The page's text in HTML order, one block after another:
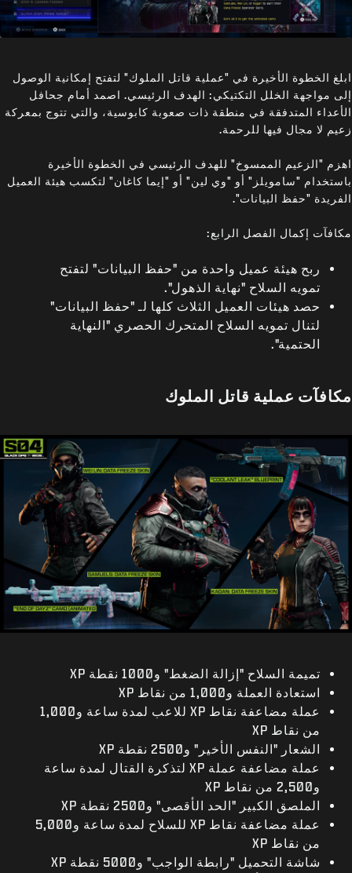
ابلغ الخطوة الأخيرة في "عملية قاتل الملوك" لتفتح إمكانية الوصول
إلى مواجهة الخلل التكتيكي: الهدف الرئيسي. اصمد أمام جحافل
الأعداء المتدفقة في منطقة ذات صعوبة كابوسية، والتي تتوج بمعركة
زعيم لا مجال فيها للرحمة.
اهزم "الزعيم الممسوخ" للهدف الرئيسي في الخطوة الأخيرة
باستخدام "سامويلز" أو "وي لين" أو "إيما كاغان" لتكسب هيئة العميل
الفريدة "حفظ البيانات".
مكافآت إكمال الفصل الرابع:
ربح هيئة عميل واحدة من "حفظ البيانات" لتفتح
تمويه السلاح "نهاية الذهول".
حصد هيئات العميل الثلاث كلها لـ "حفظ البيانات"
لتنال تمويه السلاح المتحرك الحصري "النهاية
الحتمية".
مكافآت عملية قاتل الملوك
تميمة السلاح "إزالة الضغط" و1000 نقطة XP
استعادة العملة و1,000 من نقاط XP
عملة مضاعفة نقاط XP للاعب لمدة ساعة و1,000
من نقاط XP
الشعار "النفس الأخير" و2500 نقطة XP
عملة مضاعفة عملة XP لتذكرة القتال لمدة ساعة
و2,500 من نقاط XP
الملصق الكبير "الحد الأقصى" و2500 نقطة XP
عملة مضاعفة نقاط XP للسلاح لمدة ساعة و5,000
من نقاط XP
شاشة التحميل "رابطة الواجب" و5000 نقطة XP